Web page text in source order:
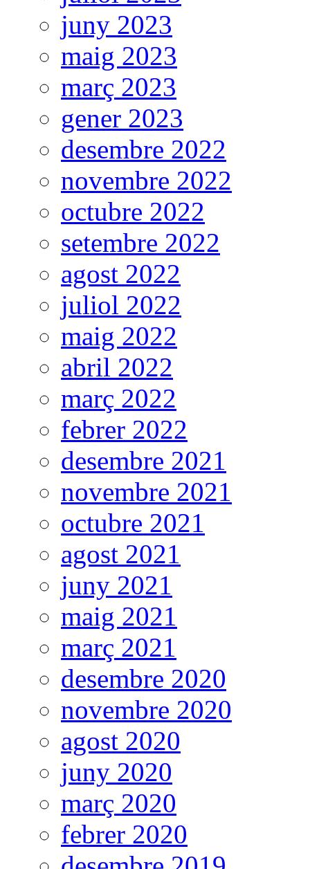
juny 2023
maig 2023
març 2023
gener 2023
desembre 2022
novembre 2022
octubre 2022
setembre 2022
agost 2022
juliol 2022
maig 2022
abril 2022
març 2022
febrer 2022
desembre 2021
novembre 2021
octubre 2021
agost 2021
juny 2021
maig 2021
març 2021
desembre 2020
novembre 2020
agost 2020
juny 2020
març 2020
febrer 2020